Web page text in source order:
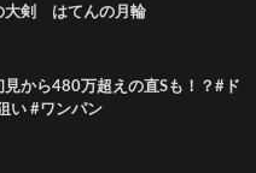
大剣 はてんの月輪
見から480万超えの直Sも！？#ド
い #ワンパン